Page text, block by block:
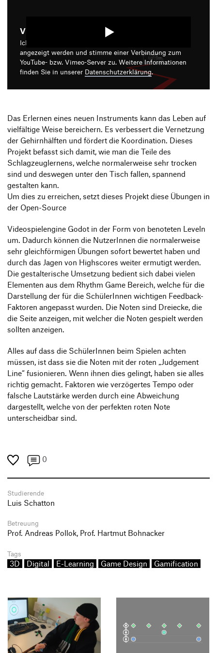
Video starten
Ich bin damit einverstanden, dass mir die Medieninhalte
angezeigt werden und stimme einer Verbindung zum
YouTube- bzw. Vimeo-Server zu. Weitere Informationen
finden Sie in unserer Datenschutzerklärung.
Das Erlernen eines neuen Instruments kann das Leben auf
vielfältige Weise bereichern. Es verbessert die Vernetzung
der Gehirnhälften und fördert die Koordination. Dieses
Projekt befasst sich damit, wie man die Teile des
Schlagzeuglernens, welche normalerweise sehr trocken
sind und deswegen unter den Tisch fallen, spannend
gestalten kann.
Um dies zu erreichen, setzt dieses Projekt diese Übungen in
der Open-Source
Videospielengine Godot in der Form von benoteten Leveln
um. Dadurch können die NutzerInnen die normalerweise
sehr gleichförmigen Übungen sofort bewertet haben und
durch das Jagen von Highscores weiter ermutigt werden.
Die gestalterische Umsetzung bedient sich dabei vielen
Elementen aus dem Rhythm Game Bereich, welche für die
Darstellung der für die SchülerInnen wichtigen Feedback-
Faktoren angepasst wurden. Die Noten sind Dreiecke, die
die Seite anzeigen, mit welcher die Noten gespielt werden
sollten anzeigen.
Alles auf dass die SchülerInnen beim Spielen achten
müssen, ist dass sie die Noten mit der roten „Judgement
Line“ fusionieren. Wenn ihnen dies gelingt, haben sie alles
richtig gemacht. Faktoren wie verzögertes Tempo oder
falsche Lautstärke werden durch eine Abweichung
dargestellt, welche von der perfekten roten Note
unterscheidbar sind.
0
Studierende
Luis Schatton
Betreuung
Prof. Andreas Pollok, Prof. Hartmut Bohnacker
Tags
3D Digital E-Learning Game Design Gamification